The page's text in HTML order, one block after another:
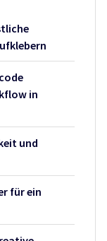
in
und
für ein